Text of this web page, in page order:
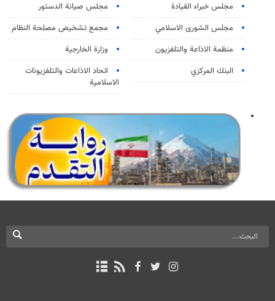
مجلس خبراء القيادة
مجلس صيانة الدستور
مجلس الشورى الاسلامي
مجمع تشخيص مصلحة النظام
منظمة الاذاعة والتلفزیون
وزارة الخارجية
البنك المركزي
اتحاد الاذاعات والتلفزيونات
الاسلامية